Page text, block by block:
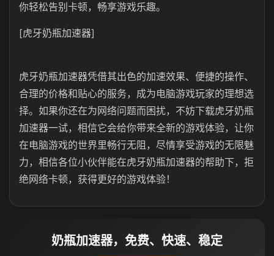
你轻松告别卡顿，畅享游戏乐趣。
[虎牙奶瓶加速器]
虎牙奶瓶加速器凭借其出色的加速效果、便捷的操作、
合理的价格和贴心的服务，成为电脑游戏玩家的理想选
择。如果你还在为网络问题而困扰，不妨下载虎牙奶瓶
加速器一试，相信它会给你带来全新的游戏体验，让你
在电脑游戏的世界里畅行无阻，尽情享受游戏的无限魅
力，相信各位小伙伴能在虎牙奶瓶加速器的帮助下，拒
绝网络卡顿，获得更好的游戏体验！
奶瓶加速器，免费、快速、稳定